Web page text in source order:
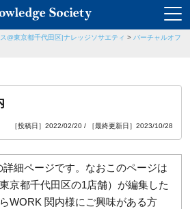
@東京都千代田区|ナレッジソサエティ > バーチャルオフ
［投稿日］2022/02/20 / ［最終更新日］2023/10/28
細ページです。なおこのページは
京都千代田区の1店舗）が編集した
WORK 関内様にご興味がある方